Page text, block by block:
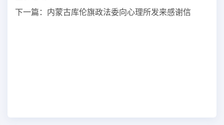
下一篇： 内蒙古库伦旗政法委向心理所发来感谢信